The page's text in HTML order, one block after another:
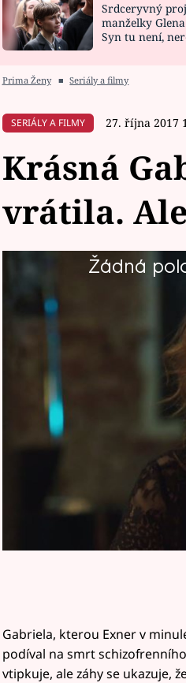
VAŘENÍ
Srdceryvný
manželky
Syn tu není,
Prima Ženy ■ Seriály a filmy
SERIÁLY A FILMY 27. října 2017
Krásná
vrátila.
Žádná
Podívejte se na prosbu
měl vyřešit bláznovu
fatale udržel. Je
Podívejte se na
Gabriela, kterou Exner v
podíval na smrt
vtipkuje, ale záhy se ukazuje,